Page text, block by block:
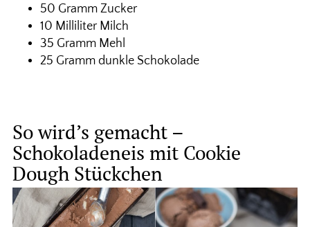
50 Gramm Zucker
10 Milliliter Milch
35 Gramm Mehl
25 Gramm dunkle Schokolade
So wird’s gemacht –
Schokoladeneis mit Cookie
Dough Stückchen